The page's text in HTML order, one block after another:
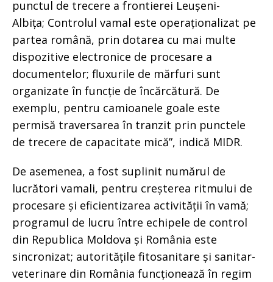
punctul de trecere a frontierei Leușeni-
Albița; Controlul vamal este operaționalizat pe
partea română, prin dotarea cu mai multe
dispozitive electronice de procesare a
documentelor; fluxurile de mărfuri sunt
organizate în funcție de încărcătură. De
exemplu, pentru camioanele goale este
permisă traversarea în tranzit prin punctele
de trecere de capacitate mică”, indică MIDR.
De asemenea, a fost suplinit numărul de
lucrători vamali, pentru creșterea ritmului de
procesare și eficientizarea activității în vamă;
programul de lucru între echipele de control
din Republica Moldova și România este
sincronizat; autoritățile fitosanitare și sanitar-
veterinare din România funcționează în regim